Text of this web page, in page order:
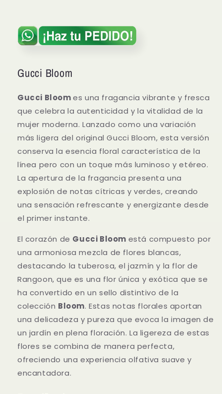
Gucci Bloom
Gucci Bloomes una fragancia vibrante y fresca
que celebra la autenticidad y la vitalidad de la
mujer moderna. Lanzado como una variación
más ligera del original Gucci Bloom, esta versión
conserva la esencia floral característica de la
línea pero con un toque más luminoso y etéreo.
La apertura de la fragancia presenta una
explosión de notas cítricas y verdes, creando
una sensación refrescante y energizante desde
el primer instante.
El corazón de Gucci Bloom está compuesto por
una armoniosa mezcla de flores blancas,
destacando la tuberosa, el jazmín y la flor de
Rangoon, que es una flor única y exótica que se
ha convertido en un sello distintivo de la
colección Bloom. Estas notas florales aportan
una delicadeza y pureza que evoca la imagen de
un jardín en plena floración. La ligereza de estas
flores se combina de manera perfecta,
ofreciendo una experiencia olfativa suave y
encantadora.